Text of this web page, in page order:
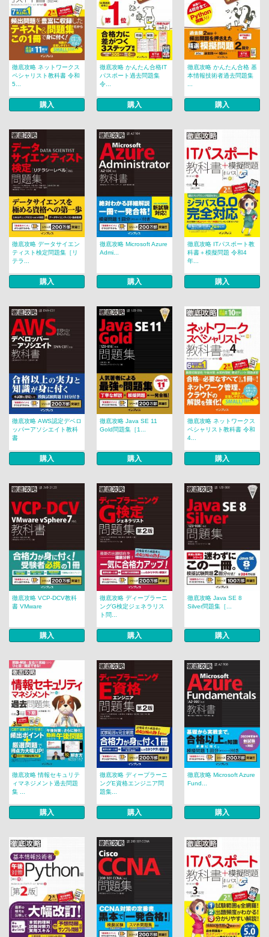
徹底攻略 ネットワークス
ペシャリスト教科書 令和
5...
購入
徹底攻略 かんたん合格IT
パスポート過去問題集
令...
購入
徹底攻略 かんたん合格 基
本情報技術者過去問題集
購入
徹底攻略 データサイエン
ティスト検定問題集［リ
テラ...
購入
徹底攻略 Microsoft Azure
Admi...
購入
徹底攻略 ITパスポート教
科書＋模擬問題 令和4
年...
購入
徹底攻略 AWS認定デベロ
ッパーアソシエイト教科
書
購入
徹底攻略 Java SE 11
Gold問題集［1...
購入
徹底攻略 ネットワークス
ペシャリスト教科書 令和
4...
購入
徹底攻略 VCP-DCV教科
書 VMware
購入
徹底攻略 ディープラーニ
ングG検定ジェネラリス
ト問...
購入
徹底攻略 Java SE 8
Silver問題集［...
購入
徹底攻略 情報セキュリテ
ィマネジメント過去問題
集 ...
購入
徹底攻略 ディープラーニ
ングE資格エンジニア問
題集...
購入
徹底攻略 Microsoft Azure
Fund...
購入